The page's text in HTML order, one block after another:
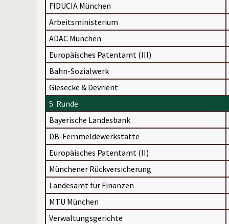
FIDUCIA München
Arbeitsministerium
ADAC München
Europäisches Patentamt (III)
Bahn-Sozialwerk
Giesecke & Devrient
5. Runde
Bayerische Landesbank
DB-Fernmeldewerkstätte
Europäisches Patentamt (II)
Münchener Rückversicherung
Landesamt für Finanzen
MTU München
Verwaltungsgerichte